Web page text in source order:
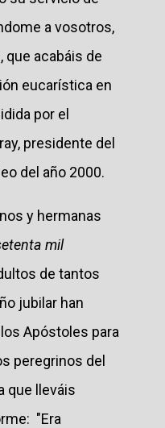
a vosotros,
que acabáis de
eucarística en
por el
presidente del
del año 2000.
y hermanas
mil
de tantos
jubilar han
Apóstoles para
peregrinos del
que lleváis
"Era